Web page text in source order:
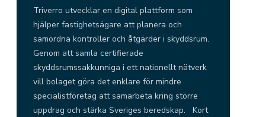
Triverro utvecklar en digital plattform som
hjälper fastighetsägare att planera och
samordna kontroller och åtgärder i skyddsrum.
Genom att samla certifierade
skyddsrumssakkunniga i ett nationellt nätverk
vill bolaget göra det enklare för mindre
specialistföretag att samarbeta kring större
uppdrag och stärka Sveriges beredskap. Kort